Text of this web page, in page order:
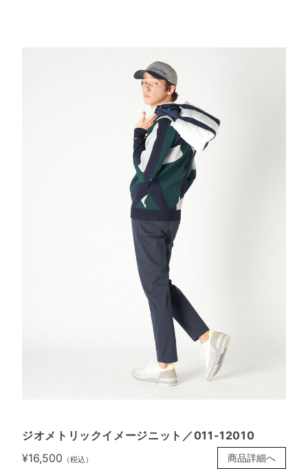
ジオメトリックイメージニット／011-12010
¥16,500 （税込） 商品詳細へ